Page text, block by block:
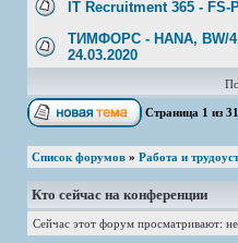
IT Recruitment 365 - FS-
ТИМФОРС - HANA, BW/
24.03.2020
Страница 1 из 31
Список форумов » Работа и
Кто сейчас на конференции
Сейчас этот форум просматривают: